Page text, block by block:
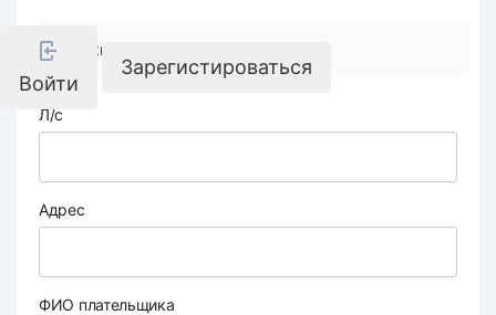
Войти
Зарегистироваться
Реквизиты компании
Л/с
Адрес
ФИО плательщика